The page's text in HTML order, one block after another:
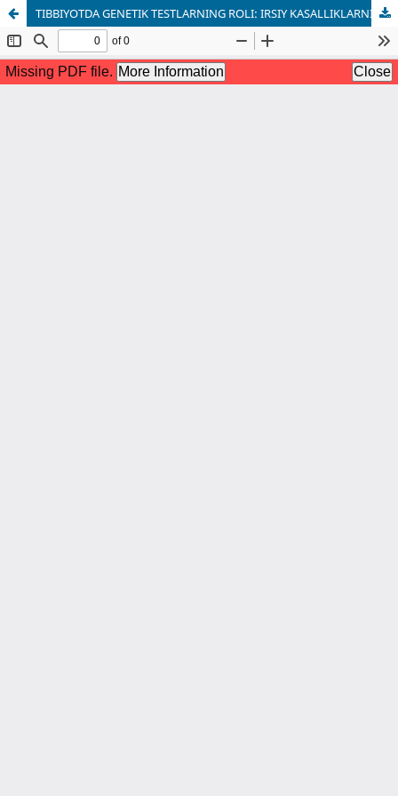
TIBBIYOTDA GENETIK TESTLARNING ROLI: IRSIY KASALLIKLARNING OLDINI OLISH